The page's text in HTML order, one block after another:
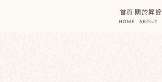
首頁
HOME
關於昇詮
ABOUT